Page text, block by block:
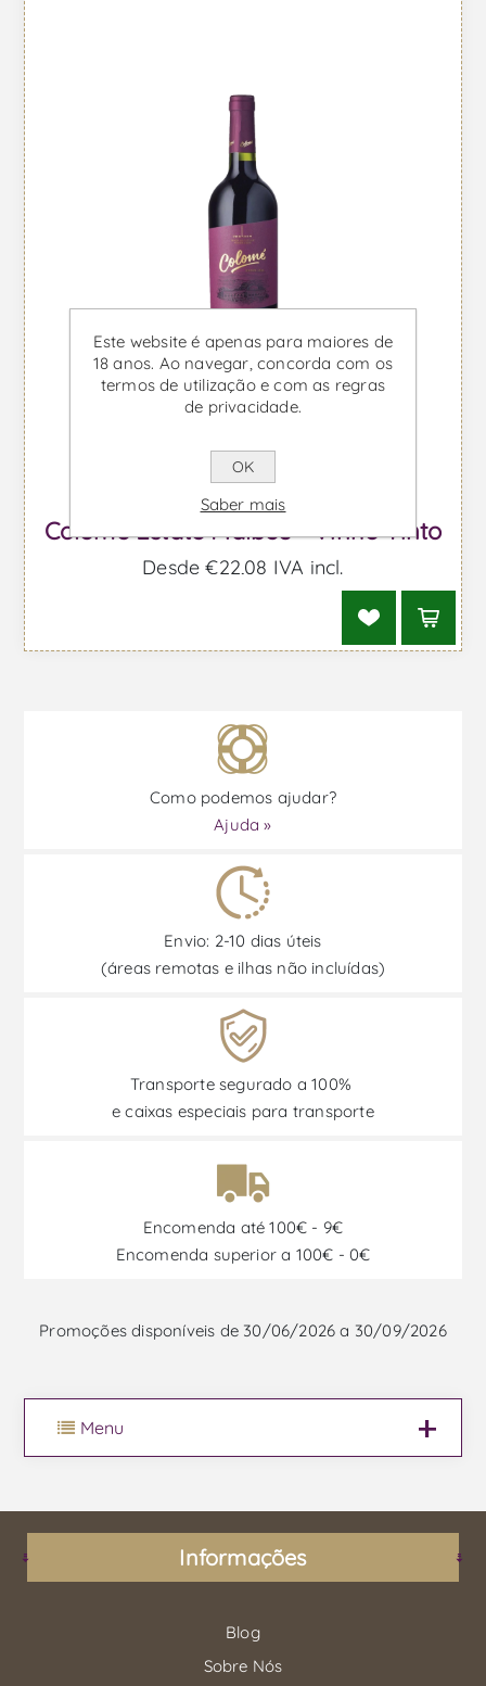
Colomé Estate Malbec - Vinho Tinto
Desde €22,08 IVA incl.
Como podemos ajudar?
Ajuda »
Envio: 2-10 dias úteis
(áreas remotas e ilhas não incluídas)
Transporte segurado a 100%
e caixas especiais para transporte
Encomenda até 100€ - 9€
Encomenda superior a 100€ - 0€
Promoções disponíveis de 30/06/2026 a 30/09/2026
Menu
Informações
Blog
Sobre Nós
Este website é apenas para maiores de
18 anos. Ao navegar, concorda com os
termos de utilização e com as regras
de privacidade.
OK
Saber mais